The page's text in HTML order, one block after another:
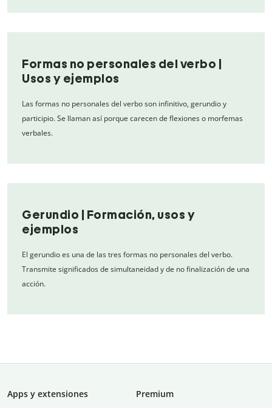
Formas no personales del verbo |
Usos y ejemplos
Las formas no personales del verbo son infinitivo, gerundio y
participio. Se llaman así porque carecen de flexiones o morfemas
verbales.
Gerundio | Formación, usos y
ejemplos
El gerundio es una de las tres formas no personales del verbo.
Transmite significados de simultaneidad y de no finalización de una
acción.
Apps y extensiones
Premium